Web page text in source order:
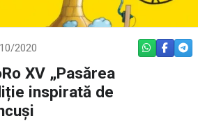
2020 WHATSAPP
XV „Pasărea
inspirată de